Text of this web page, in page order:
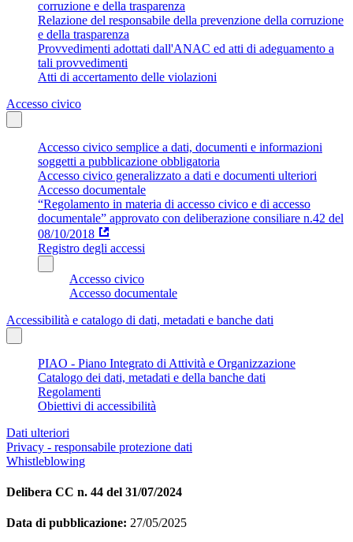
corruzione e della trasparenza
Relazione del responsabile della prevenzione della corruzione
e della trasparenza
Provvedimenti adottati dall'ANAC ed atti di adeguamento a
tali provvedimenti
Atti di accertamento delle violazioni
Accesso civico
Accesso civico semplice a dati, documenti e informazioni
soggetti a pubblicazione obbligatoria
Accesso civico generalizzato a dati e documenti ulteriori
Accesso documentale
“Regolamento in materia di accesso civico e di accesso
documentale” approvato con deliberazione consiliare n.42 del
08/10/2018
Registro degli accessi
Accesso civico
Accesso documentale
Accessibilità e catalogo di dati, metadati e banche dati
PIAO - Piano Integrato di Attività e Organizzazione
Catalogo dei dati, metadati e della banche dati
Regolamenti
Obiettivi di accessibilità
Dati ulteriori
Privacy - responsabile protezione dati
Whistleblowing
Delibera CC n. 44 del 31/07/2024
Data di pubblicazione: 27/05/2025